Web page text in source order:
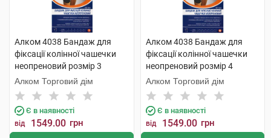
Алком 4038 Бандаж для
фіксації колінної чашечки
неопреновий розмір 3
чорний 1 шт
Алком Торговий дім
Є в наявності
від 1549.00 грн
Алком 4038 Бандаж для
фіксації колінної чашечки
неопреновий розмір 4
чорний 1 шт
Алком Торговий дім
Є в наявності
від 1549.00 грн